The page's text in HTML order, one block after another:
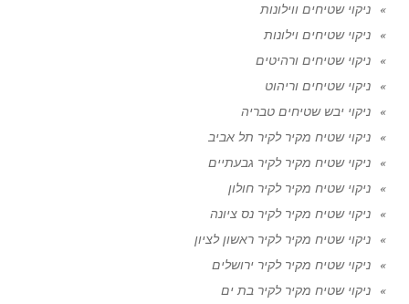
ניקוי שטיחים ווילונות
ניקוי שטיחים וילונות
ניקוי שטיחים ורהיטים
ניקוי שטיחים וריהוט
ניקוי יבש שטיחים טבריה
ניקוי שטיח מקיר לקיר תל אביב
ניקוי שטיח מקיר לקיר גבעתיים
ניקוי שטיח מקיר לקיר חולון
ניקוי שטיח מקיר לקיר נס ציונה
ניקוי שטיח מקיר לקיר ראשון לציון
ניקוי שטיח מקיר לקיר ירושלים
ניקוי שטיח מקיר לקיר בת ים